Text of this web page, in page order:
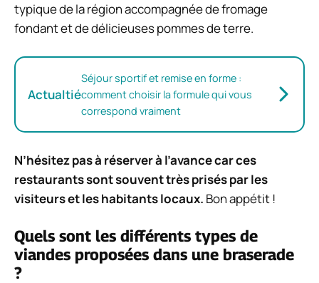
typique de la région accompagnée de fromage
fondant et de délicieuses pommes de terre.
Actualtié
Séjour sportif et remise en forme :
comment choisir la formule qui vous
correspond vraiment
N’hésitez pas à réserver à l’avance car ces
restaurants sont souvent très prisés par les
visiteurs et les habitants locaux. Bon appétit !
Quels sont les différents types de
viandes proposées dans une braserade
?